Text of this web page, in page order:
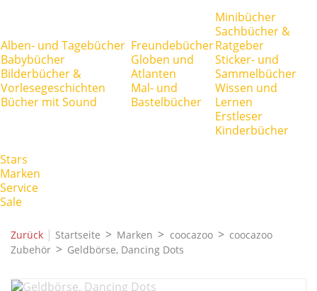
Alben- und Tagebücher
Babybücher
Bilderbücher &
Vorlesegeschichten
Bücher mit Sound
Freundebücher
Globen und
Atlanten
Mal- und
Bastelbücher
Minibücher
Sachbücher &
Ratgeber
Sticker- und
Sammelbücher
Wissen und
Lernen
Erstleser
Kinderbücher
Stars
Marken
Service
Sale
Zurück | Startseite Marken coocazoo
coocazoo
Zubehör
Geldbörse, Dancing Dots